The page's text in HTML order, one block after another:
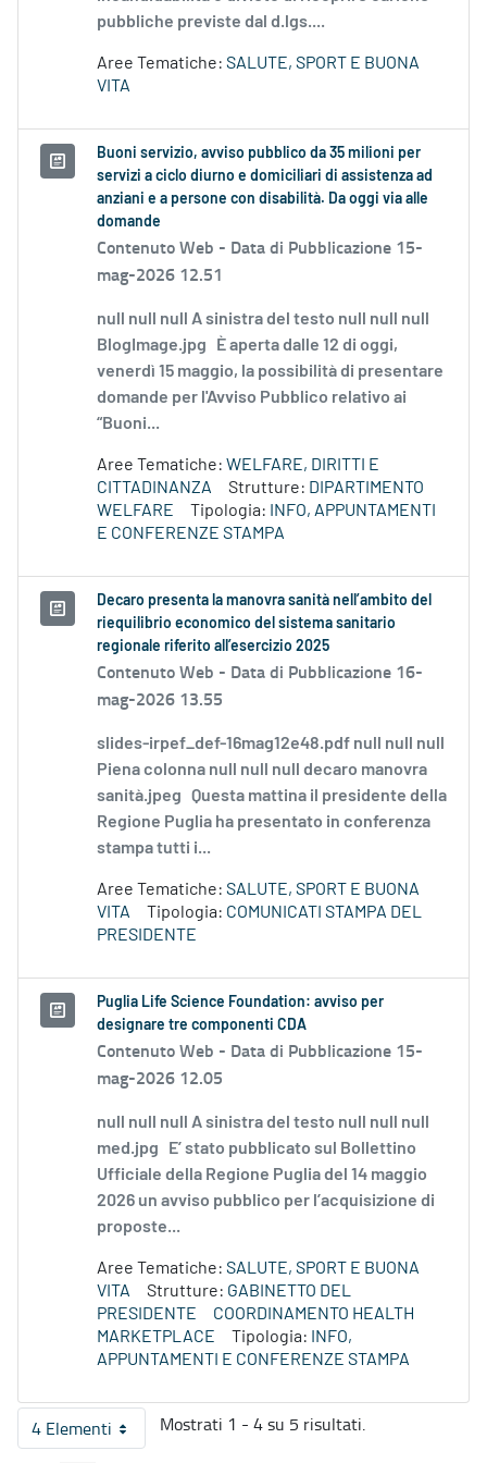
pubbliche previste dal d.lgs....
Aree Tematiche: SALUTE, SPORT E BUONA
VITA
Buoni servizio, avviso pubblico da 35 milioni per
servizi a ciclo diurno e domiciliari di assistenza ad
anziani e a persone con disabilità. Da oggi via alle
domande
Contenuto Web - Data di Pubblicazione 15-
mag-2026 12.51
null null null A sinistra del testo null null null
BlogImage.jpg È aperta dalle 12 di oggi,
venerdì 15 maggio, la possibilità di presentare
domande per l'Avviso Pubblico relativo ai
“Buoni...
Aree Tematiche: WELFARE, DIRITTI E
CITTADINANZA
Strutture: DIPARTIMENTO
WELFARE
Tipologia:
INFO, APPUNTAMENTI
E CONFERENZE STAMPA
Decaro presenta la manovra sanità nell’ambito del
riequilibrio economico del sistema sanitario
regionale riferito all’esercizio 2025
Contenuto Web - Data di Pubblicazione 16-
mag-2026 13.55
slides-irpef_def-16mag12e48.pdf null null null
Piena colonna null null null decaro manovra
sanità.jpeg Questa mattina il presidente della
Regione Puglia ha presentato in conferenza
stampa tutti i...
Aree Tematiche: SALUTE, SPORT E BUONA
VITA
Tipologia: COMUNICATI STAMPA DEL
PRESIDENTE
Puglia Life Science Foundation: avviso per
designare tre componenti CDA
Contenuto Web - Data di Pubblicazione 15-
mag-2026 12.05
null null null A sinistra del testo null null null
med.jpg E’ stato pubblicato sul Bollettino
Ufficiale della Regione Puglia del 14 maggio
2026 un avviso pubblico per l’acquisizione di
proposte...
Aree Tematiche: SALUTE, SPORT E BUONA
VITA
Strutture: GABINETTO DEL
PRESIDENTE
COORDINAMENTO HEALTH
MARKETPLACE
Tipologia:
INFO,
APPUNTAMENTI E CONFERENZE STAMPA
4 ElementiPer pagina
Mostrati 1 - 4 su 5 risultati.